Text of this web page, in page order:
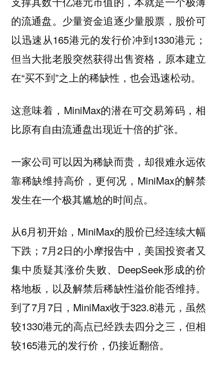
的流通盘。少量资金追逐少量股票，股价可
以迅速从165港元的发行价冲到1330港元；
但当大批老股突然获得出售资格，原本建立
在“买不到”之上的稀缺性，也会迅速松动。
这意味着，MiniMax的潜在可交易筹码，相
比原有自由流通盘出现近十倍的扩张。
一家公司可以因为稀缺而贵，却很难永远依
靠稀缺维持高价，更何况，MiniMax的解禁
发生在一个极其尴尬的时间点。
从6月初开始，MiniMax的股价已经连续大幅
下跌；7月2日的小摩报告中，美国投资者又
集中质疑其涨价失败、DeepSeek形成的价
格地板，以及解禁后稀缺性溢价能否维持。
到了7月7日，MiniMax收于323.8港元，虽然
较1330港元的高点已经跌去四分之三，但相
较165港元的发行价，仍接近翻倍。